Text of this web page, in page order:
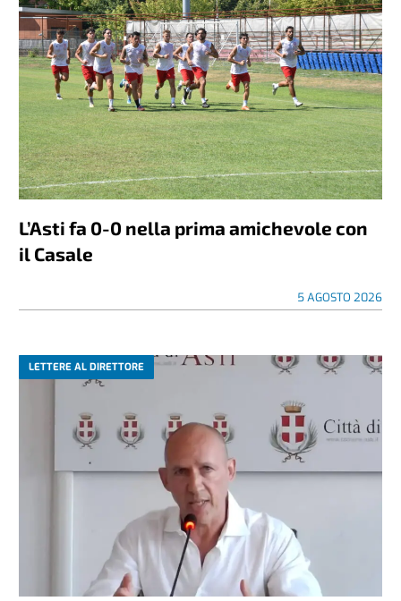
L’Asti fa 0-0 nella prima amichevole con
il Casale
5 AGOSTO 2026
LETTERE AL DIRETTORE